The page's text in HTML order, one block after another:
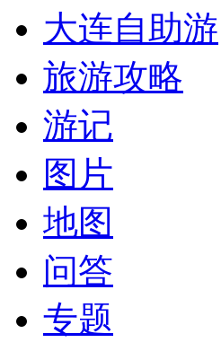
大连自助游
旅游攻略
游记
图片
地图
问答
专题